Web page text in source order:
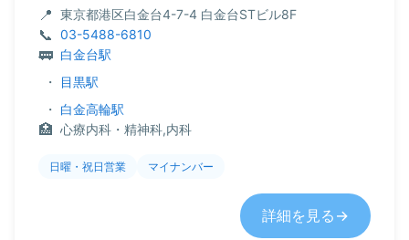
東京都港区白金台4-7-4 白金台STビル8F
03-5488-6810
白金台駅
・
目黒駅
・ 白金高輪駅
心療内科・精神科,内科
日曜・祝日営業 マイナンバー
詳細を見る